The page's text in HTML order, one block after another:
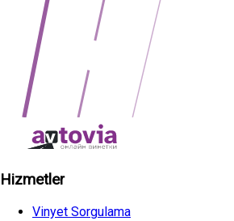
Hizmetler
Vinyet Sorgulama